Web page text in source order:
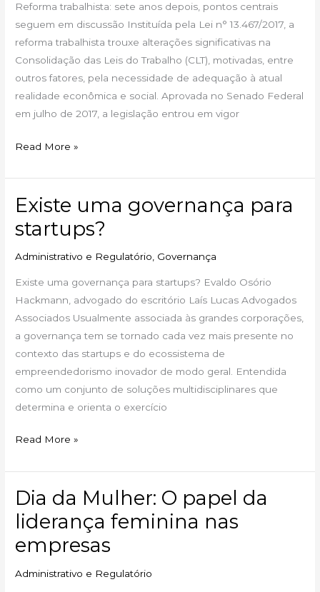
Reforma trabalhista: sete anos depois, pontos centrais
seguem em discussão Instituída pela Lei n° 13.467/2017, a
reforma trabalhista trouxe alterações significativas na
Consolidação das Leis do Trabalho (CLT), motivadas, entre
outros fatores, pela necessidade de adequação à atual
realidade econômica e social. Aprovada no Senado Federal
em julho de 2017, a legislação entrou em vigor
centrais
seguem
em
discussão
Read More »
Existe uma governança para
startups?
Administrativo e Regulatório, Governança
Existe uma governança para startups? Evaldo Osório
Hackmann, advogado do escritório Laís Lucas Advogados
Associados Usualmente associada às grandes corporações,
a governança tem se tornado cada vez mais presente no
contexto das startups e do ecossistema de
empreendedorismo inovador de modo geral. Entendida
como um conjunto de soluções multidisciplinares que
determina e orienta o exercício
Existe
governança
para
Read More »
Dia da Mulher: O papel da
liderança feminina nas
empresas
Administrativo e Regulatório
Dia
da
Mulher:
O